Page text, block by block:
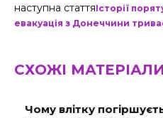
наступна статтяІсторії
евакуація з Донеччини
СХОЖІ МАТЕРІАЛИ
Чому влітку